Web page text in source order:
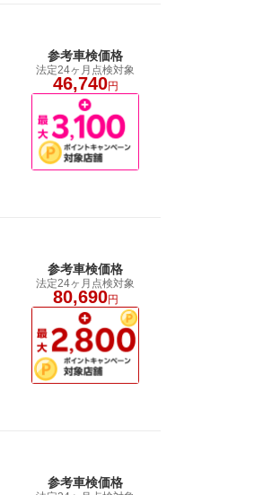
参考車検価格
法定24ヶ月点検対象
46,740円
参考車検価格
法定24ヶ月点検対象
80,690円
参考車検価格